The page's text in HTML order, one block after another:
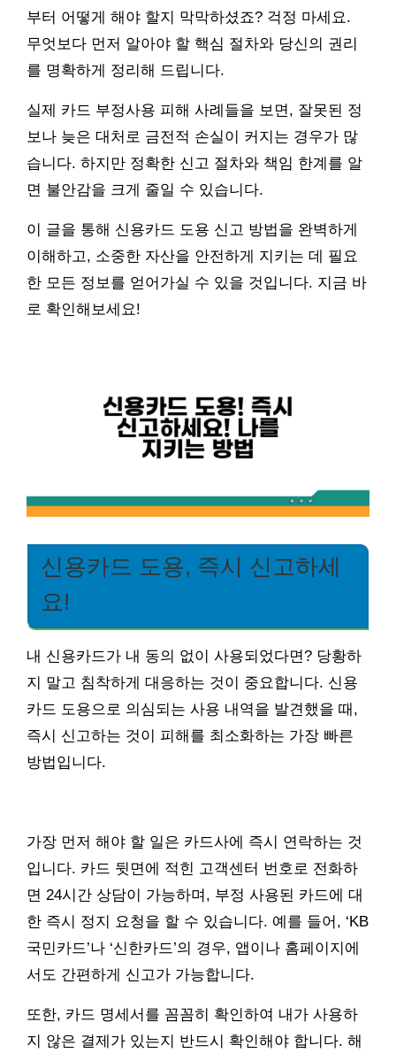
부터 어떻게 해야 할지 막막하셨죠? 걱정 마세요.
무엇보다 먼저 알아야 할 핵심 절차와 당신의 권리
를 명확하게 정리해 드립니다.
실제 카드 부정사용 피해 사례들을 보면, 잘못된 정
보나 늦은 대처로 금전적 손실이 커지는 경우가 많
습니다. 하지만 정확한 신고 절차와 책임 한계를 알
면 불안감을 크게 줄일 수 있습니다.
이 글을 통해 신용카드 도용 신고 방법을 완벽하게
이해하고, 소중한 자산을 안전하게 지키는 데 필요
한 모든 정보를 얻어가실 수 있을 것입니다. 지금 바
로 확인해보세요!
신용카드 도용, 즉시 신고하세
요!
내 신용카드가 내 동의 없이 사용되었다면? 당황하
지 말고 침착하게 대응하는 것이 중요합니다. 신용
카드 도용으로 의심되는 사용 내역을 발견했을 때,
즉시 신고하는 것이 피해를 최소화하는 가장 빠른
방법입니다.
가장 먼저 해야 할 일은 카드사에 즉시 연락하는 것
입니다. 카드 뒷면에 적힌 고객센터 번호로 전화하
면 24시간 상담이 가능하며, 부정 사용된 카드에 대
한 즉시 정지 요청을 할 수 있습니다. 예를 들어, ‘KB
국민카드’나 ‘신한카드’의 경우, 앱이나 홈페이지에
서도 간편하게 신고가 가능합니다.
또한, 카드 명세서를 꼼꼼히 확인하여 내가 사용하
지 않은 결제가 있는지 반드시 확인해야 합니다. 해